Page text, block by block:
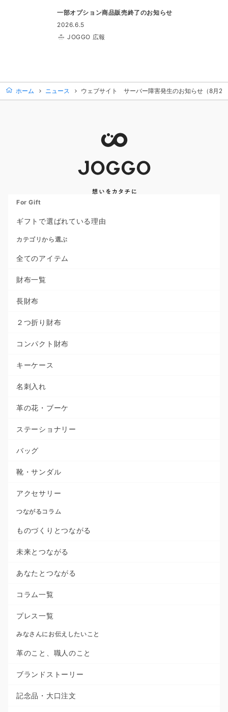
一部オプション商品販売終了のお知らせ
2026.6.5
JOGGO 広報
ホーム ニュース ウェブサイト サーバー障害発生のお知らせ（8月23
For Gift
ギフトで選ばれている理由
カテゴリから選ぶ
全てのアイテム
財布一覧
長財布
２つ折り財布
コンパクト財布
キーケース
名刺入れ
革の花・ブーケ
ステーショナリー
バッグ
靴・サンダル
アクセサリー
つながるコラム
ものづくりとつながる
未来とつながる
あなたとつながる
コラム一覧
プレス一覧
みなさんにお伝えしたいこと
革のこと、職人のこと
ブランドストーリー
記念品・大口注文